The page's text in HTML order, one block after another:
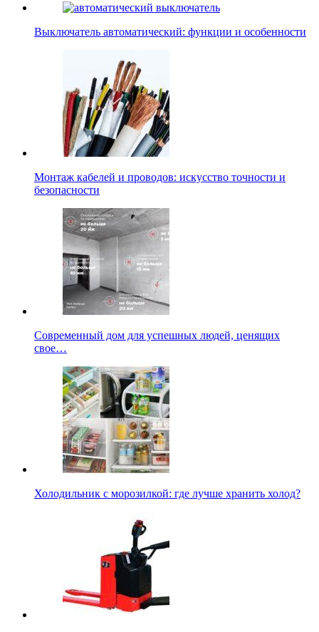
Выключатель автоматический: функции и особенности
Монтаж кабелей и проводов: искусство точности и
безопасности
Современный дом для успешных людей, ценящих
свое…
Холодильник с морозилкой: где лучше хранить холод?